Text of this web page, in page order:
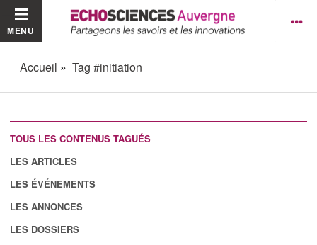
MENU
Accueil Tag #initiation
TOUS LES CONTENUS TAGUÉS
LES ARTICLES
LES ÉVÉNEMENTS
LES ANNONCES
LES DOSSIERS